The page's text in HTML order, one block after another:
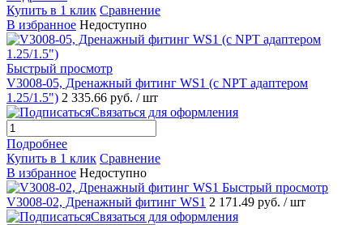
Купить в 1 клик Сравнение
В избранное Недоступно
Быстрый просмотр
V3008-05, Дренажный фитинг WS1 (с NPT адаптером
1.25/1.5") 2 335.66 руб. / шт
Связаться для оформления
Подробнее
Купить в 1 клик Сравнение
В избранное Недоступно
Быстрый просмотр
V3008-02, Дренажный фитинг WS1 2 171.49 руб. / шт
Связаться для оформления